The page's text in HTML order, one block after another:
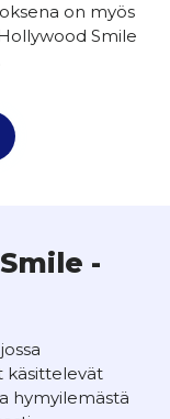
on myös
Smile
-
käsittelevät
hymyilemästä